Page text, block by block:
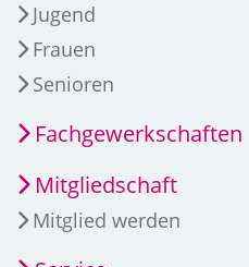
Jugend
Frauen
Senioren
Fachgewerkschaften
Mitgliedschaft
Mitglied werden